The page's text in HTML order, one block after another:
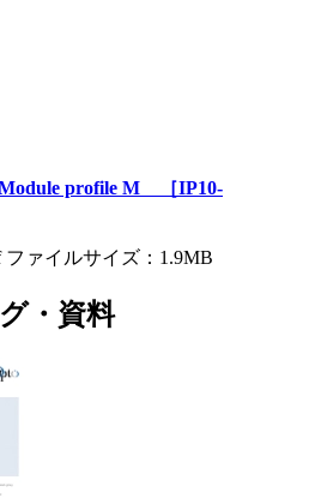
profile M ［IP10-
ァイルサイズ：1.9MB
・資料